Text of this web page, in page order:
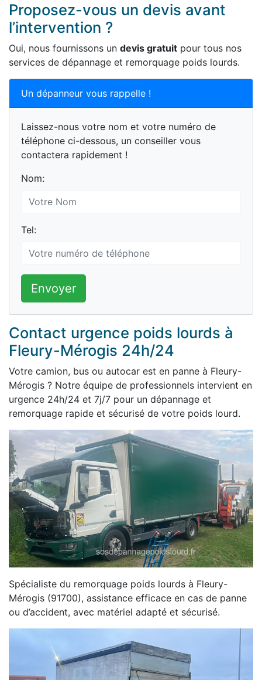
Proposez-vous un devis avant
l’intervention ?
Oui, nous fournissons un devis gratuit pour tous nos
services de dépannage et remorquage poids lourds.
Un dépanneur vous rappelle !
Laissez-nous votre nom et votre numéro de
téléphone ci-dessous, un conseiller vous
contactera rapidement !
Nom:
Tel:
Envoyer
Contact urgence poids lourds à
Fleury-Mérogis 24h/24
Votre camion, bus ou autocar est en panne à Fleury-
Mérogis ? Notre équipe de professionnels intervient en
urgence 24h/24 et 7j/7 pour un dépannage et
remorquage rapide et sécurisé de votre poids lourd.
Spécialiste du remorquage poids lourds à Fleury-
Mérogis (91700), assistance efficace en cas de panne
ou d’accident, avec matériel adapté et sécurisé.